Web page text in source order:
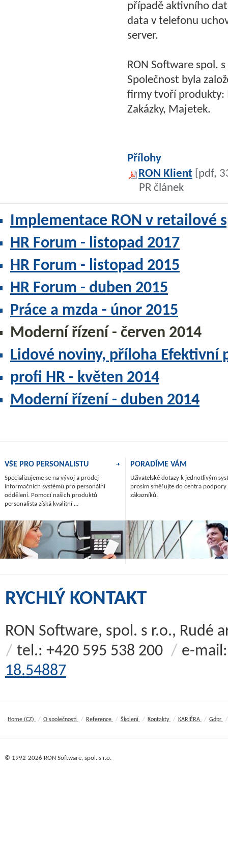
případě aktivního
data v telefonu
server.
RON Software spol. s
Společnost byla
firmy tvoří produkty:
Zakázky, Majetek.
Přílohy
RON Klient [pdf,
PR článek
Implementace RON v retailové
HR Forum - listopad 2017
HR Forum - listopad 2015
HR Forum - duben 2015
Práce a mzda - únor 2015
Moderní řízení - červen 2014
Lidové noviny, příloha Efektivní
profi HR - květen 2014
Moderní řízení - duben 2014
VŠE PRO PERSONALISTU
Specializujeme se na vývoj a prodej
informačních systémů pro personální
oddělení. Pomocí našich produktů
personalista získá kvalitní ...
PORADÍME VÁM
Uživatelské dotazy k jednotlivým
prosím směřujte do centra podpory
zákazníků.
RYCHLÝ KONTAKT
RON Software, spol. s r.o., Rudé
/ tel.: +420 595 538 200 / e-
18.54887
Home (CZ) / O společnosti / Reference / Školení / Kontakty / KARIÉRA / Gdpr /
© 1992-2026 RON Software, spol. s r.o.